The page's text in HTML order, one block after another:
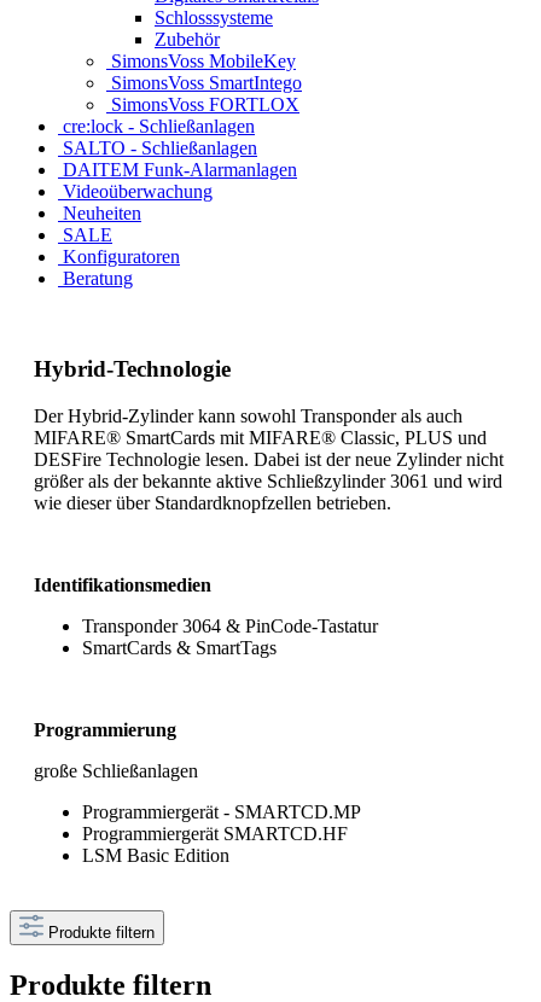
Schlosssysteme
Zubehör
SimonsVoss MobileKey
SimonsVoss SmartIntego
SimonsVoss FORTLOX
cre:lock - Schließanlagen
SALTO - Schließanlagen
DAITEM Funk-Alarmanlagen
Videoüberwachung
Neuheiten
SALE
Konfiguratoren
Beratung
Hybrid-Technologie
Der Hybrid-Zylinder kann sowohl Transponder als auch
MIFARE® SmartCards mit MIFARE® Classic, PLUS und
DESFire Technologie lesen. Dabei ist der neue Zylinder nicht
größer als der bekannte aktive Schließzylinder 3061 und wird
wie dieser über Standardknopfzellen betrieben.
Identifikationsmedien
Transponder 3064 & PinCode-Tastatur
SmartCards & SmartTags
Programmierung
große Schließanlagen
Programmiergerät - SMARTCD.MP
Programmiergerät SMARTCD.HF
LSM Basic Edition
Produkte filtern
Produkte filtern